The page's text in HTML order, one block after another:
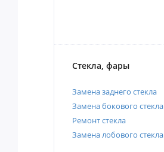
Стекла, фары
Замена заднего стекла
Замена бокового стекла
Ремонт стекла
Замена лобового стекла